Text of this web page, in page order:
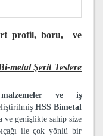
profil, boru, ve
metal Şerit Testere
ve iş
HSS Bimetal
ve genişlikte sahip size
ile çok yönlü bir